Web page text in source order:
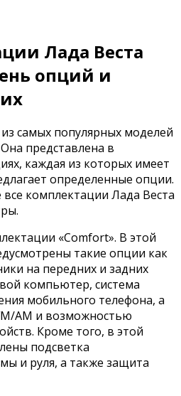
Лада Веста
опций и
самых популярных моделей
представлена в
каждая из которых имеет
определенные опции.
комплектации Лада Веста
«Comfort». В этой
такие опции как
на передних и задних
компьютер, система
мобильного телефона, а
AM и возможностью
Кроме того, в этой
подсветка
и руля, а также защита